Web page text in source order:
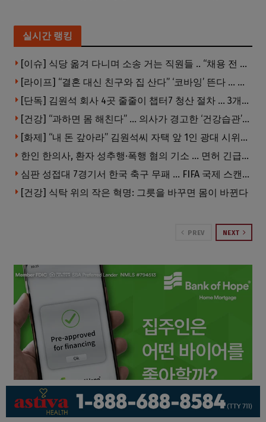
실시간 랭킹
[이슈] 식당 옮겨 다니며 소송 거는 직원들 .. “채용 전 반드시 확인해야”
[라이프] “결혼 대신 친구와 집 산다” ‘코바잉’ 뜬다 … 내 집 마련 공식 바뀌었다
[단독] 김원석 회사 4곳 줄줄이 챕터7 청산 절차 … 3개 법인 같은 날 동시 파산 신청
[건강] “과하면 몸 해친다” … 의사가 경고한 ‘건강습관’ 5가지
[화제] “내 돈 갚아라” 김원석씨 자택 앞 1인 광대 시위 … 한인 투자사, “108만 달러 못받아”
한인 한의사, 환자 성추행·폭행 혐의 기소 … 면허 긴급정지
심판 성접대 7경기서 한국 축구 무패 … FIFA 국제 스캔들 번지나
[건강] 식탁 위의 작은 혁명: 그릇을 바꾸면 몸이 바뀐다
PREV NEXT